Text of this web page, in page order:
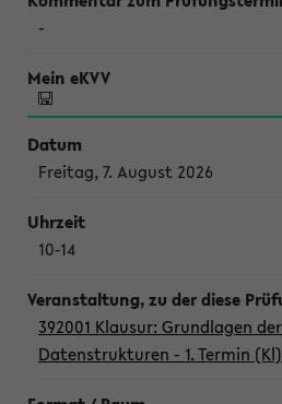
-
Freitag, 7. August 2026
10-14
392001 Klausur: Grundlagen
Datenstrukturen - 1. Termin (Kl)